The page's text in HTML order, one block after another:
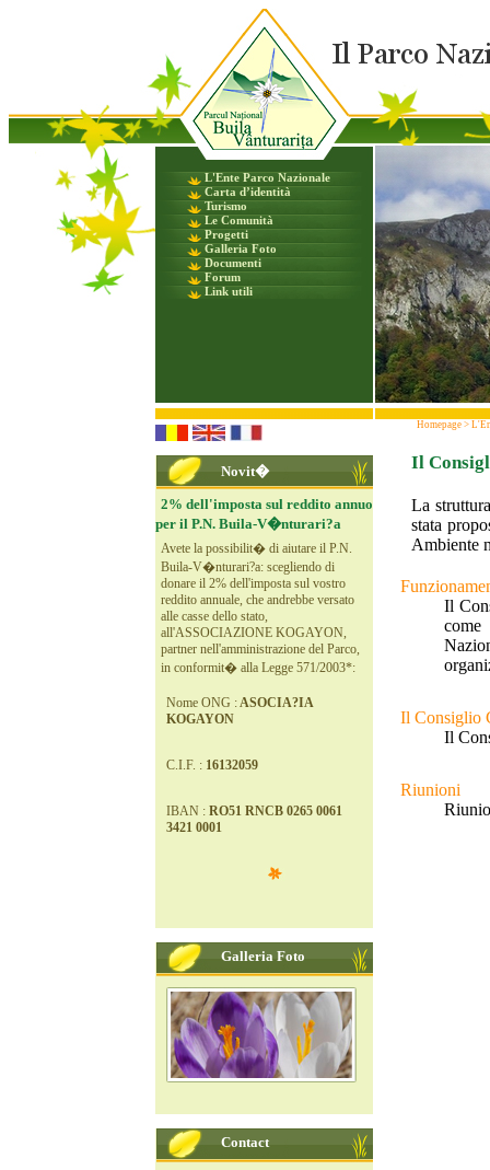
L'Ente Parco Nazionale
Carta d’identità
Turismo
Le Comunità
Progetti
Galleria Foto
Documenti
Forum
Link utili
Novit�
2% dell'imposta sul reddito annuo
per il P.N. Buila-V�nturari?a
Avete la possibilit� di aiutare il P.N.
Buila-V�nturari?a: scegliendo di
donare il 2% dell'imposta sul vostro
reddito annuale, che andrebbe versato
alle casse dello stato,
all'ASSOCIAZIONE KOGAYON,
partner nell'amministrazione del Parco,
in conformit� alla Legge 571/2003*:
Nome ONG : ASOCIA?IA
KOGAYON
C.I.F. : 16132059
IBAN : RO51 RNCB 0265 0061
3421 0001
Galleria Foto
Contact
Homepage >
Il
La
stata
Ambiente
Il
Il Consiglio
Il
Riunioni